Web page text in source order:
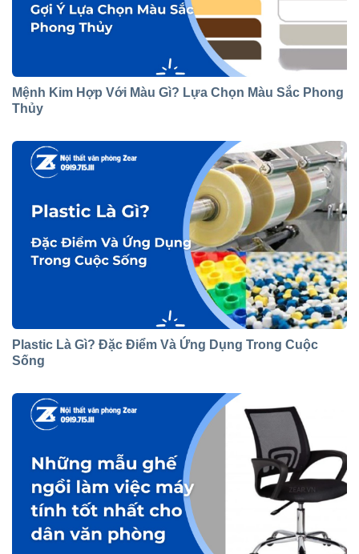
Mệnh Kim Hợp Với Màu Gì? Lựa Chọn Màu Sắc Phong
Thủy
Plastic Là Gì? Đặc Điểm Và Ứng Dụng Trong Cuộc
Sống